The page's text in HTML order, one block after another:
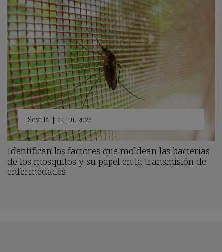
Sevilla | 24 JUL 2026
Identifican los factores que moldean las bacterias
de los mosquitos y su papel en la transmisión de
enfermedades